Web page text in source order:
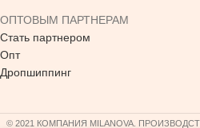
ОПТОВЫМ ПАРТНЕРАМ
Стать партнером
Опт
Дропшиппинг
© 2021 КОМПАНИЯ MILANOVA.